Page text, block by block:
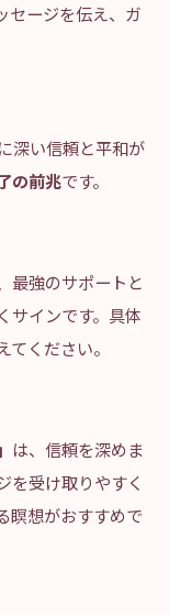
セージを伝え、ガ
深い信頼と平和が
の前兆です。
最強のサポートと
サインです。具体
ください。
は、信頼を深めま
を受け取りやすく
瞑想がおすすめで